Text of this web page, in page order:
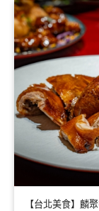
【台北美食】麟